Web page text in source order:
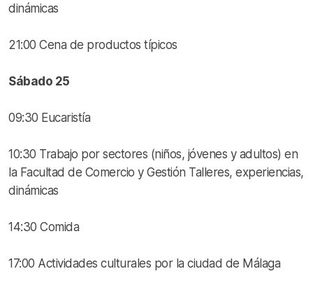
dinámicas
21:00 Cena de productos típicos
Sábado 25
09:30 Eucaristía
10:30 Trabajo por sectores (niños, jóvenes y adultos) en
la Facultad de Comercio y Gestión Talleres, experiencias,
dinámicas
14:30 Comida
17:00 Actividades culturales por la ciudad de Málaga